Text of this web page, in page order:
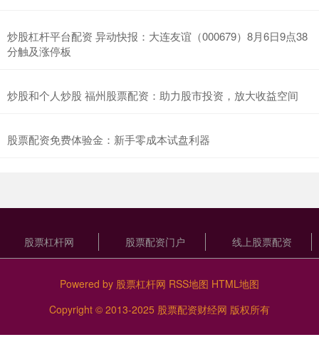
炒股杠杆平台配资 异动快报：大连友谊（000679）8月6日9点38
分触及涨停板
炒股和个人炒股 福州股票配资：助力股市投资，放大收益空间
股票配资免费体验金：新手零成本试盘利器
股票杠杆网 股票配资门户 线上股票配资
Powered by 股票杠杆网 RSS地图 HTML地图
Copyright © 2013-2025 股票配资财经网 版权所有